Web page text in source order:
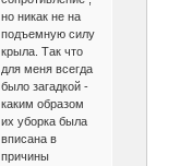
но никак не на
подъемную силу
крыла. Так что
для меня всегда
было загадкой -
каким образом
их уборка была
вписана в
причины